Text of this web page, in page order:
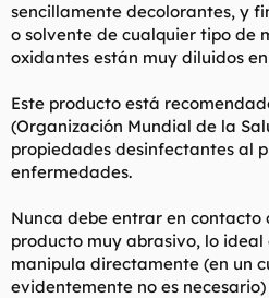
sencillamente decolorantes, y
o solvente de cualquier tipo de
oxidantes están muy diluidos
Este producto está
(Organización Mundial de la
propiedades desinfectantes al
enfermedades.
Nunca debe entrar en contacto
producto muy abrasivo, lo
manipula directamente (en un
evidentemente no es necesario)